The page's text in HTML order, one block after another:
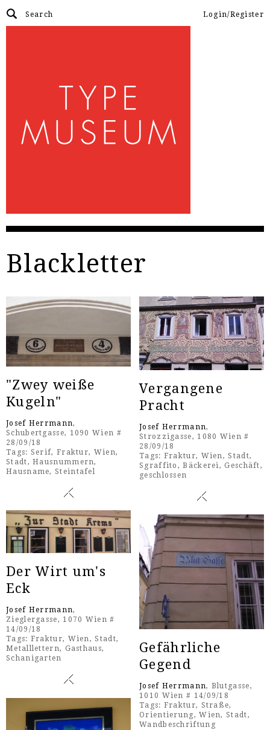
Login/Register
Blackletter
"Zwey weiße
Kugeln"
Josef Herrmann,
Schubertgasse, 1090 Wien #
28/09/18
Tags: Serif, Fraktur, Wien,
Stadt,Hausnummern,
Hausname,Steintafel
Vergangene
Pracht
Josef Herrmann,
Strozzigasse, 1080 Wien #
28/09/18
Tags: Fraktur, Wien,Stadt,
Sgraffito ,Bäckerei,Geschäft,
geschlossen
Der Wirt um's
Eck
Josef Herrmann,
Zieglergasse, 1070 Wien #
14/09/18
Tags: Fraktur, Wien,Stadt,
Metalllettern, Gasthaus,
Schanigarten
Gefährliche
Gegend
Josef Herrmann, Blutgasse,
1010 Wien # 14/09/18
Tags: Fraktur, Straße,
Orientierung,Wien,Stadt,
Wandbeschriftung